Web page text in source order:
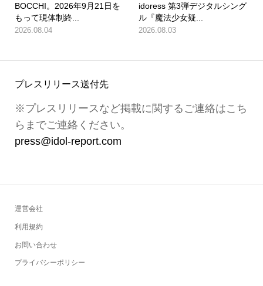
BOCCHI。2026年9月21日を
もって現体制終...
2026.08.04
idoress 第3弾デジタルシング
ル『魔法少女疑...
2026.08.03
プレスリリース送付先
※プレスリリースなど掲載に関するご連絡はこち
らまでご連絡ください。
press@idol-report.com
運営会社
利用規約
お問い合わせ
プライバシーポリシー